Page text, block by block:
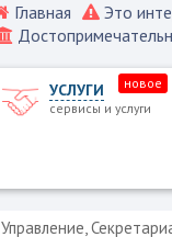
Главная Это
УСЛУГИ
сервисы и услуги
новое
Управление,